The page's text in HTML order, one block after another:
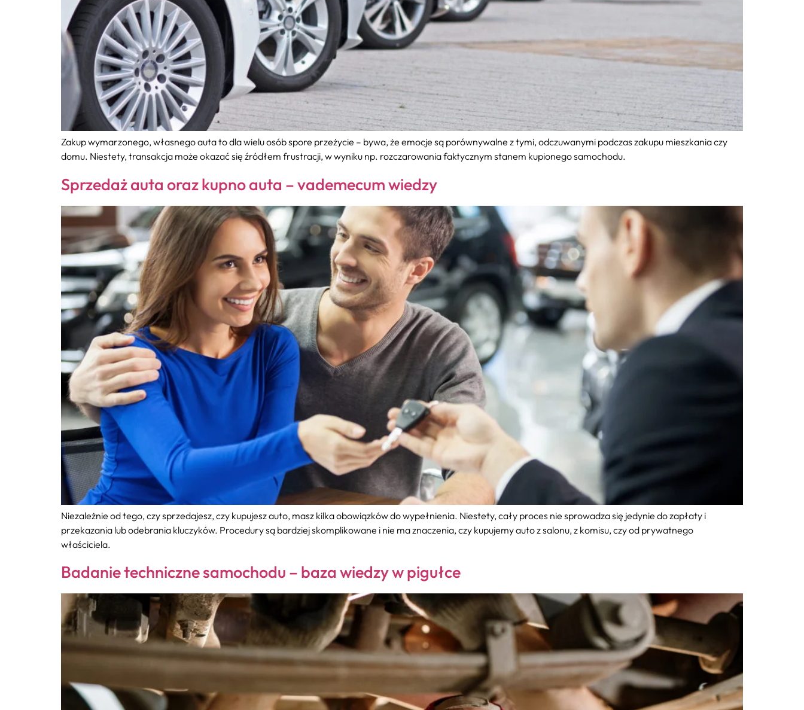
Zakup wymarzonego, własnego auta to dla wielu osób spore przeżycie – bywa, że emocje są porównywalne z tymi, odczuwanymi podczas zakupu mieszkania czy
domu. Niestety, transakcja może okazać się źródłem frustracji, w wyniku np. rozczarowania faktycznym stanem kupionego samochodu.
Sprzedaż auta oraz kupno auta – vademecum wiedzy
Niezależnie od tego, czy sprzedajesz, czy kupujesz auto, masz kilka obowiązków do wypełnienia. Niestety, cały proces nie sprowadza się jedynie do zapłaty i
przekazania lub odebrania kluczyków. Procedury są bardziej skomplikowane i nie ma znaczenia, czy kupujemy auto z salonu, z komisu, czy od prywatnego
właściciela.
Badanie techniczne samochodu – baza wiedzy w pigułce